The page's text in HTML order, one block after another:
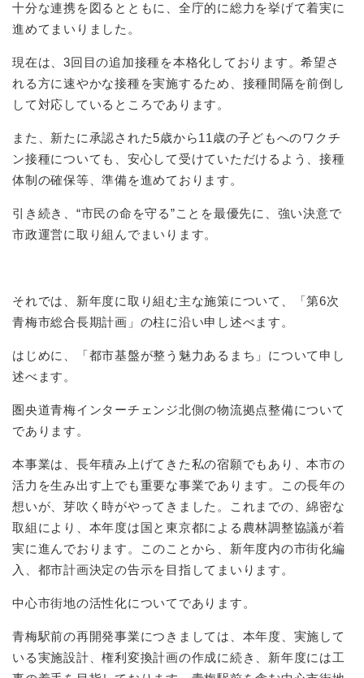
十分な連携を図るとともに、全庁的に総力を挙げて着実に
進めてまいりました。
現在は、3回目の追加接種を本格化しております。希望さ
れる方に速やかな接種を実施するため、接種間隔を前倒し
して対応しているところであります。
また、新たに承認された5歳から11歳の子どもへのワクチ
ン接種についても、安心して受けていただけるよう、接種
体制の確保等、準備を進めております。
引き続き、“市民の命を守る”ことを最優先に、強い決意で
市政運営に取り組んでまいります。
それでは、新年度に取り組む主な施策について、「第6次
青梅市総合長期計画」の柱に沿い申し述べます。
はじめに、「都市基盤が整う魅力あるまち」について申し
述べます。
圏央道青梅インターチェンジ北側の物流拠点整備について
であります。
本事業は、長年積み上げてきた私の宿願でもあり、本市の
活力を生み出す上でも重要な事業であります。この長年の
想いが、芽吹く時がやってきました。これまでの、綿密な
取組により、本年度は国と東京都による農林調整協議が着
実に進んでおります。このことから、新年度内の市街化編
入、都市計画決定の告示を目指してまいります。
中心市街地の活性化についてであります。
青梅駅前の再開発事業につきましては、本年度、実施して
いる実施設計、権利変換計画の作成に続き、新年度には工